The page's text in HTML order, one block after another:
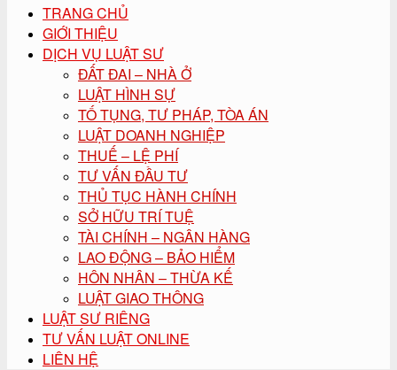
TRANG CHỦ
GIỚI THIỆU
DỊCH VỤ LUẬT SƯ
ĐẤT ĐAI – NHÀ Ở
LUẬT HÌNH SỰ
TỐ TỤNG, TƯ PHÁP, TÒA ÁN
LUẬT DOANH NGHIỆP
THUẾ – LỆ PHÍ
TƯ VẤN ĐẦU TƯ
THỦ TỤC HÀNH CHÍNH
SỞ HỮU TRÍ TUỆ
TÀI CHÍNH – NGÂN HÀNG
LAO ĐỘNG – BẢO HIỂM
HÔN NHÂN – THỪA KẾ
LUẬT GIAO THÔNG
LUẬT SƯ RIÊNG
TƯ VẤN LUẬT ONLINE
LIÊN HỆ